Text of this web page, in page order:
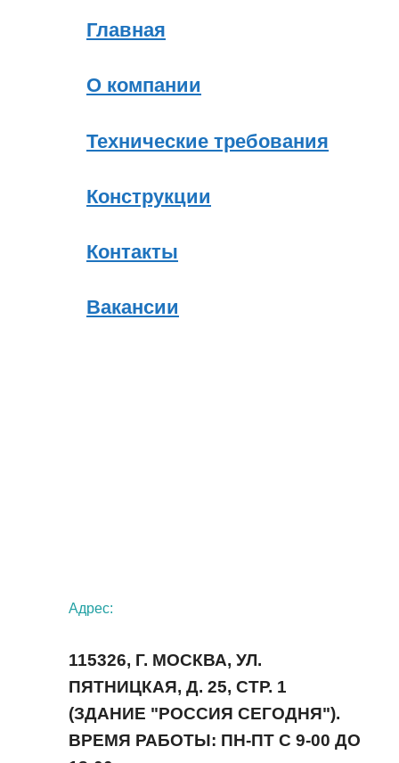
Главная
О компании
Технические требования
Конструкции
Контакты
Вакансии
Адрес:
115326, Г. МОСКВА, УЛ.
ПЯТНИЦКАЯ, Д. 25, СТР. 1
(ЗДАНИЕ "РОССИЯ СЕГОДНЯ").
ВРЕМЯ РАБОТЫ: ПН-ПТ С 9-00 ДО